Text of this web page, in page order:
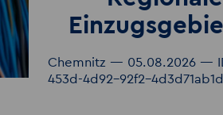
Chemnitz — 05.08.2026 —
453d-4d92-92f2-